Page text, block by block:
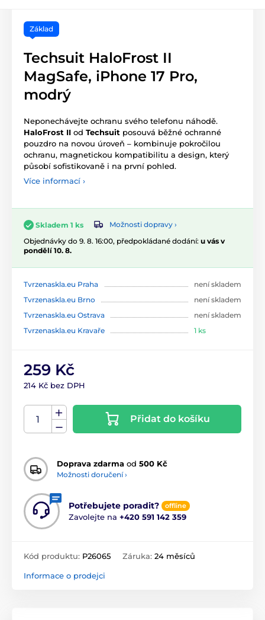
Základ
Techsuit HaloFrost II
MagSafe, iPhone 17 Pro,
modrý
Neponechávejte ochranu svého telefonu náhodě.
HaloFrost II od Techsuit posouvá běžné ochranné
pouzdro na novou úroveň – kombinuje pokročilou
ochranu, magnetickou kompatibilitu a design, který
působí sofistikovaně i na první pohled.
Více informací ›
Skladem 1 ks
Možnosti dopravy ›
Objednávky do 9. 8. 16:00, předpokládané dodání: u vás v
pondělí 10. 8.
Tvrzenaskla.eu Praha
není skladem
Tvrzenaskla.eu Brno
není skladem
Tvrzenaskla.eu Ostrava
není skladem
Tvrzenaskla.eu Kravaře
1 ks
259 Kč
214 Kč bez DPH
Přidat do košíku
Doprava zdarma od 500 Kč
Možnosti doručení ›
Potřebujete poradit? offline
Zavolejte na +420 591 142 359
Kód produktu: P26065 Záruka: 24 měsíců
Informace o prodejci